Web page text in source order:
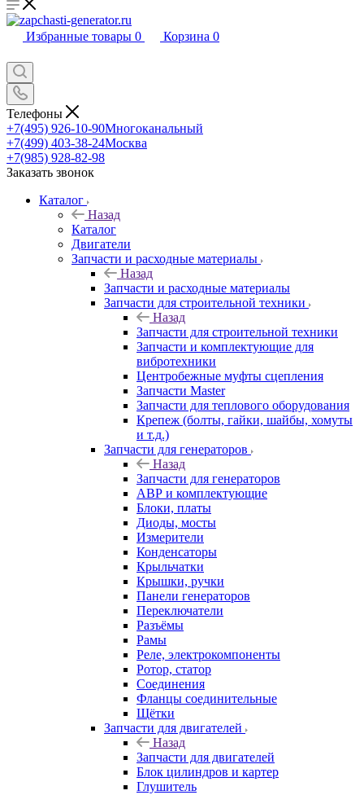
Избранные товары 0 Корзина 0
Телефоны
+7(495) 926-10-90Многоканальный
+7(499) 403-38-24Москва
+7(985) 928-82-98
Заказать звонок
Каталог
Назад
Каталог
Двигатели
Запчасти и расходные материалы
Назад
Запчасти и расходные материалы
Запчасти для строительной техники
Назад
Запчасти для строительной техники
Запчасти и комплектующие для
вибротехники
Центробежные муфты сцепления
Запчасти Master
Запчасти для теплового оборудования
Крепеж (болты, гайки, шайбы, хомуты
и т.д.)
Запчасти для генераторов
Назад
Запчасти для генераторов
АВР и комплектующие
Блоки, платы
Диоды, мосты
Измерители
Конденсаторы
Крыльчатки
Крышки, ручки
Панели генераторов
Переключатели
Разъёмы
Рамы
Реле, электрокомпоненты
Ротор, статор
Соединения
Фланцы соединительные
Щётки
Запчасти для двигателей
Назад
Запчасти для двигателей
Блок цилиндров и картер
Глушитель